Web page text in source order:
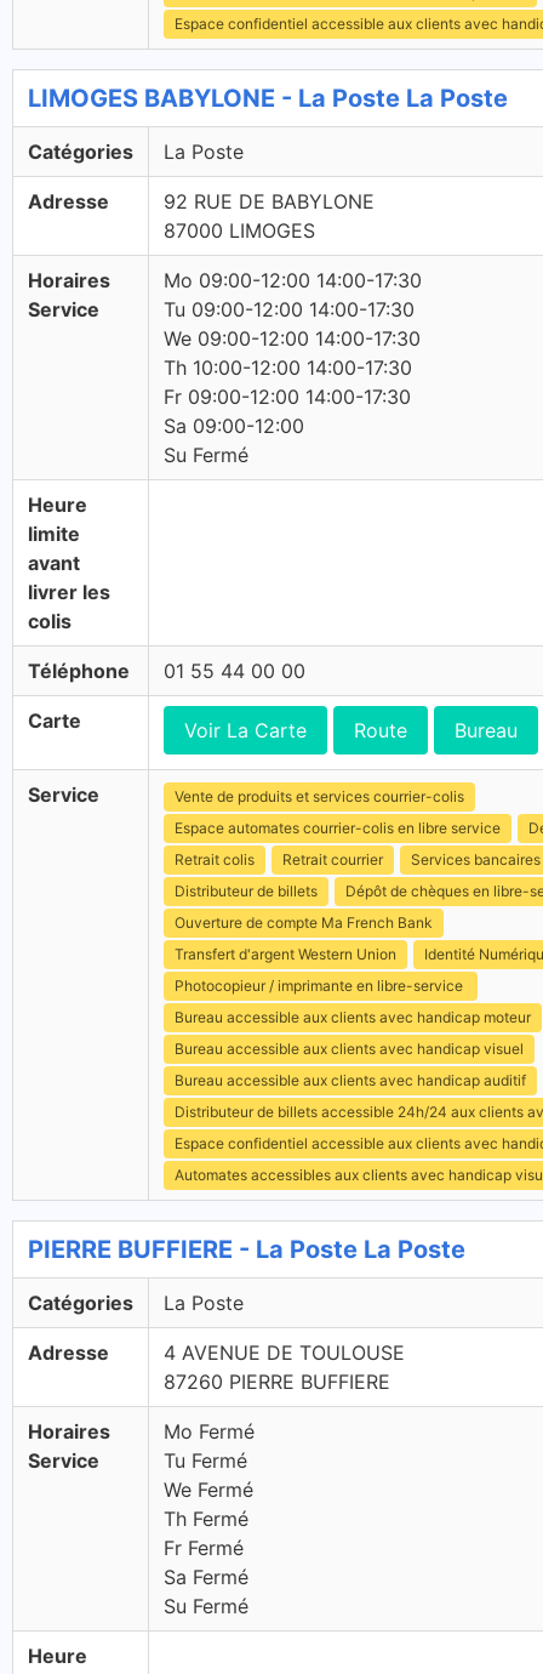
Espace confidentiel accessible aux clients avec
LIMOGES BABYLONE - La Poste La Poste
Catégories La Poste
Adresse
92 RUE DE BABYLONE
87000 LIMOGES
Horaires
Service
Mo 09:00-12:00 14:00-17:30
Tu 09:00-12:00 14:00-17:30
We 09:00-12:00 14:00-17:30
Th 10:00-12:00 14:00-17:30
Fr 09:00-12:00 14:00-17:30
Sa 09:00-12:00
Su Fermé
Heure
limite
avant
livrer les
colis
Téléphone 01 55 44 00 00
Carte Voir La Carte Route Bureau
Service
Vente de produits et services courrier-colis
Espace automates courrier-colis en libre service
Retrait colis
Retrait courrier
Services bancaires
Distributeur de billets
Dépôt de chèques en libre-
Ouverture de compte Ma French Bank
Transfert d'argent Western Union
Identité
Photocopieur / imprimante en libre-service
Bureau accessible aux clients avec handicap moteur
Bureau accessible aux clients avec handicap visuel
Bureau accessible aux clients avec handicap auditif
Distributeur de billets accessible 24h/24 aux clients
Espace confidentiel accessible aux clients avec
Automates accessibles aux clients avec handicap
PIERRE BUFFIERE - La Poste La Poste
Catégories La Poste
Adresse
4 AVENUE DE TOULOUSE
87260 PIERRE BUFFIERE
Horaires
Service
Mo Fermé
Tu Fermé
We Fermé
Th Fermé
Fr Fermé
Sa Fermé
Su Fermé
Heure